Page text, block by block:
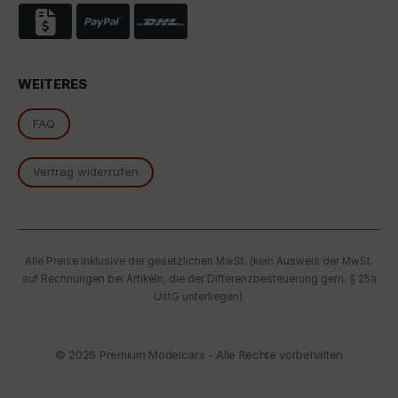
WEITERES
FAQ
Vertrag widerrufen
Alle Preise inklusive der gesetzlichen MwSt. (kein Ausweis der MwSt.
auf Rechnungen bei Artikeln, die der Differenzbesteuerung gem. § 25a
UstG unterliegen).
© 2026 Premium Modelcars - Alle Rechte vorbehalten
Cookie akzeptieren, stimmen Sie gemäß Art. 49 Abs. 1
S. 1 lit. a DSGVO ein, dass Ihre Daten in den USA durch
Google verarbeitet werden. Die USA werden vom
Datenschutzniveau eingestuft.
Es besteht insbesondere das Risiko, dass Ihre Daten
von US-Behörden zu Kontroll- und
Überwachungszwecken, möglicherweise ohne
Rechtsmittel, verarbeitet werden. Wenn Sie auf "Nur